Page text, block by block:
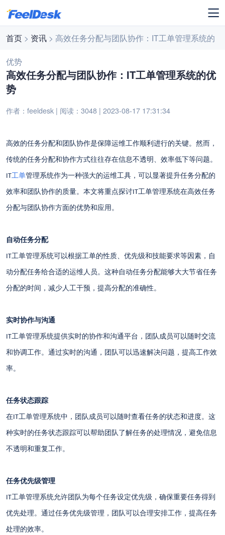
首页 > 资讯 > 高效任务分配与团队协作：IT工单管理系统的
优势
高效任务分配与团队协作：IT工单管理系统的优
势
作者：feeldesk | 阅读：3048 | 2023-08-17 17:31:34
高效的任务分配和团队协作是保障运维工作顺利进行的关键。然而，
传统的任务分配和协作方式往往存在信息不透明、效率低下等问题。
IT工单管理系统作为一种强大的运维工具，可以显著提升任务分配的
效率和团队协作的质量。本文将重点探讨IT工单管理系统在高效任务
分配与团队协作方面的优势和应用。
自动任务分配
IT工单管理系统可以根据工单的性质、优先级和技能要求等因素，自
动分配任务给合适的运维人员。这种自动任务分配能够大大节省任务
分配的时间，减少人工干预，提高分配的准确性。
实时协作与沟通
IT工单管理系统提供实时的协作和沟通平台，团队成员可以随时交流
和协调工作。通过实时的沟通，团队可以迅速解决问题，提高工作效
率。
任务状态跟踪
在IT工单管理系统中，团队成员可以随时查看任务的状态和进度。这
种实时的任务状态跟踪可以帮助团队了解任务的处理情况，避免信息
不透明和重复工作。
任务优先级管理
IT工单管理系统允许团队为每个任务设定优先级，确保重要任务得到
优先处理。通过任务优先级管理，团队可以合理安排工作，提高任务
处理的效率。